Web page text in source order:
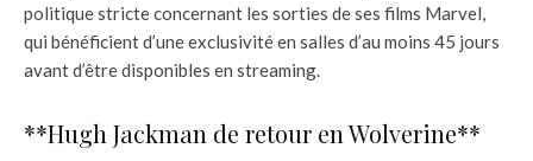
politique stricte concernant les sorties de ses films Marvel,
qui bénéficient d’une exclusivité en salles d’au moins 45 jours
avant d’être disponibles en streaming.
**Hugh Jackman de retour en Wolverine**